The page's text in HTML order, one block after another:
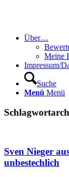
Über…
Meine
Impressum/
Suche
Menü Menü
Sven Nieger
unbestechlich